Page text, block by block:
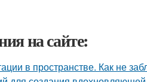
на сайте:
в пространстве. Как не